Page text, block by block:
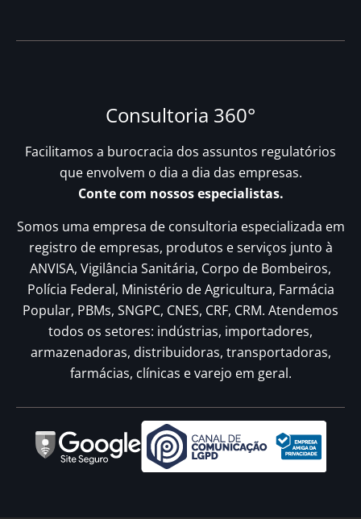
Consultoria 360°
Facilitamos a burocracia dos assuntos regulatórios
que envolvem o dia a dia das empresas.
Conte com nossos especialistas.
Somos uma empresa de consultoria especializada em
registro de empresas, produtos e serviços junto à
ANVISA, Vigilância Sanitária, Corpo de Bombeiros,
Polícia Federal, Ministério de Agricultura, Farmácia
Popular, PBMs, SNGPC, CNES, CRF, CRM. Atendemos
todos os setores: indústrias, importadores,
armazenadoras, distribuidoras, transportadoras,
farmácias, clínicas e varejo em geral.